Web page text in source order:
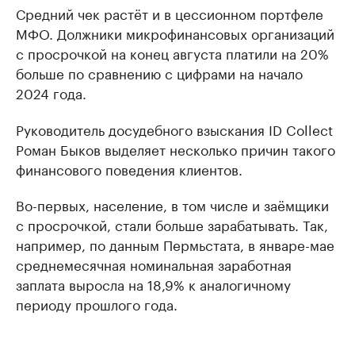
Средний чек растёт и в цессионном портфеле
МФО. Должники микрофинансовых организаций
с просрочкой на конец августа платили на 20%
больше по сравнению с цифрами на начало
2024 года.
Руководитель досудебного взыскания ID Collect
Роман Быков выделяет несколько причин такого
финансового поведения клиентов.
Во-первых, население, в том числе и заёмщики
с просрочкой, стали больше зарабатывать. Так,
например, по данным Пермьстата, в январе-мае
среднемесячная номинальная заработная
заплата выросла на 18,9% к аналогичному
периоду прошлого года.